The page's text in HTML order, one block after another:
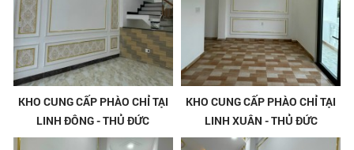
KHO CUNG CẤP PHÀO CHỈ TẠI
LINH ĐÔNG - THỦ ĐỨC
KHO CUNG CẤP PHÀO CHỈ TẠI
LINH XUÂN - THỦ ĐỨC